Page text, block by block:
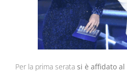
Per la prima serata si è affidato